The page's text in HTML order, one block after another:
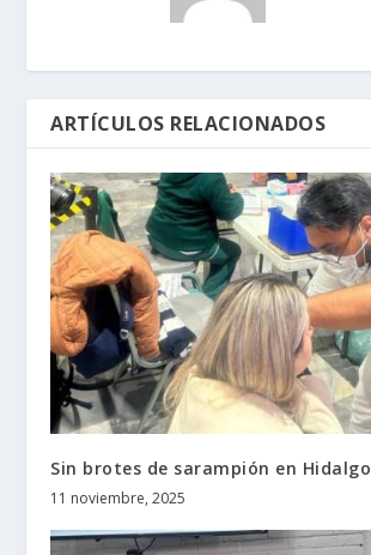
ARTÍCULOS RELACIONADOS
Sin brotes de sarampión en Hidalgo
11 noviembre, 2025